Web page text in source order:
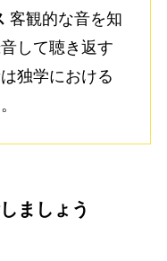
客観的な音を知
して聴き返す
独学における
ましょう